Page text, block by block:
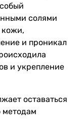
солями
кожи,
и проникал
и укрепление
оставаться
методам